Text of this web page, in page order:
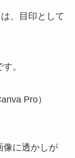
、目印として
。
Pro）
像に透かしが